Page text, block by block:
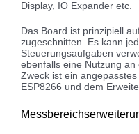
Display, IO Expander etc.
Das Board ist prinzipiell
zugeschnitten. Es kann
Steuerungsaufgaben
ebenfalls eine Nutzung
Zweck ist ein
ESP8266 und dem